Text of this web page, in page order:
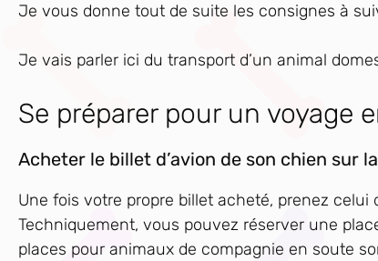
Je vous donne tout de suite les consignes à
Je vais parler ici du transport d’un animal
Se préparer pour un voyage
Acheter le billet d’avion de son chien sur
Une fois votre propre billet acheté, prenez
Techniquement, vous pouvez réserver une
places pour animaux de compagnie en soute